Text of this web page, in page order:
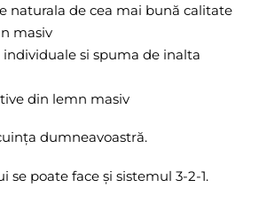
naturala de cea mai bună calitate
masiv
si spuma de inalta
din lemn masiv
dumneavoastră.
se poate face și sistemul 3-2-1.